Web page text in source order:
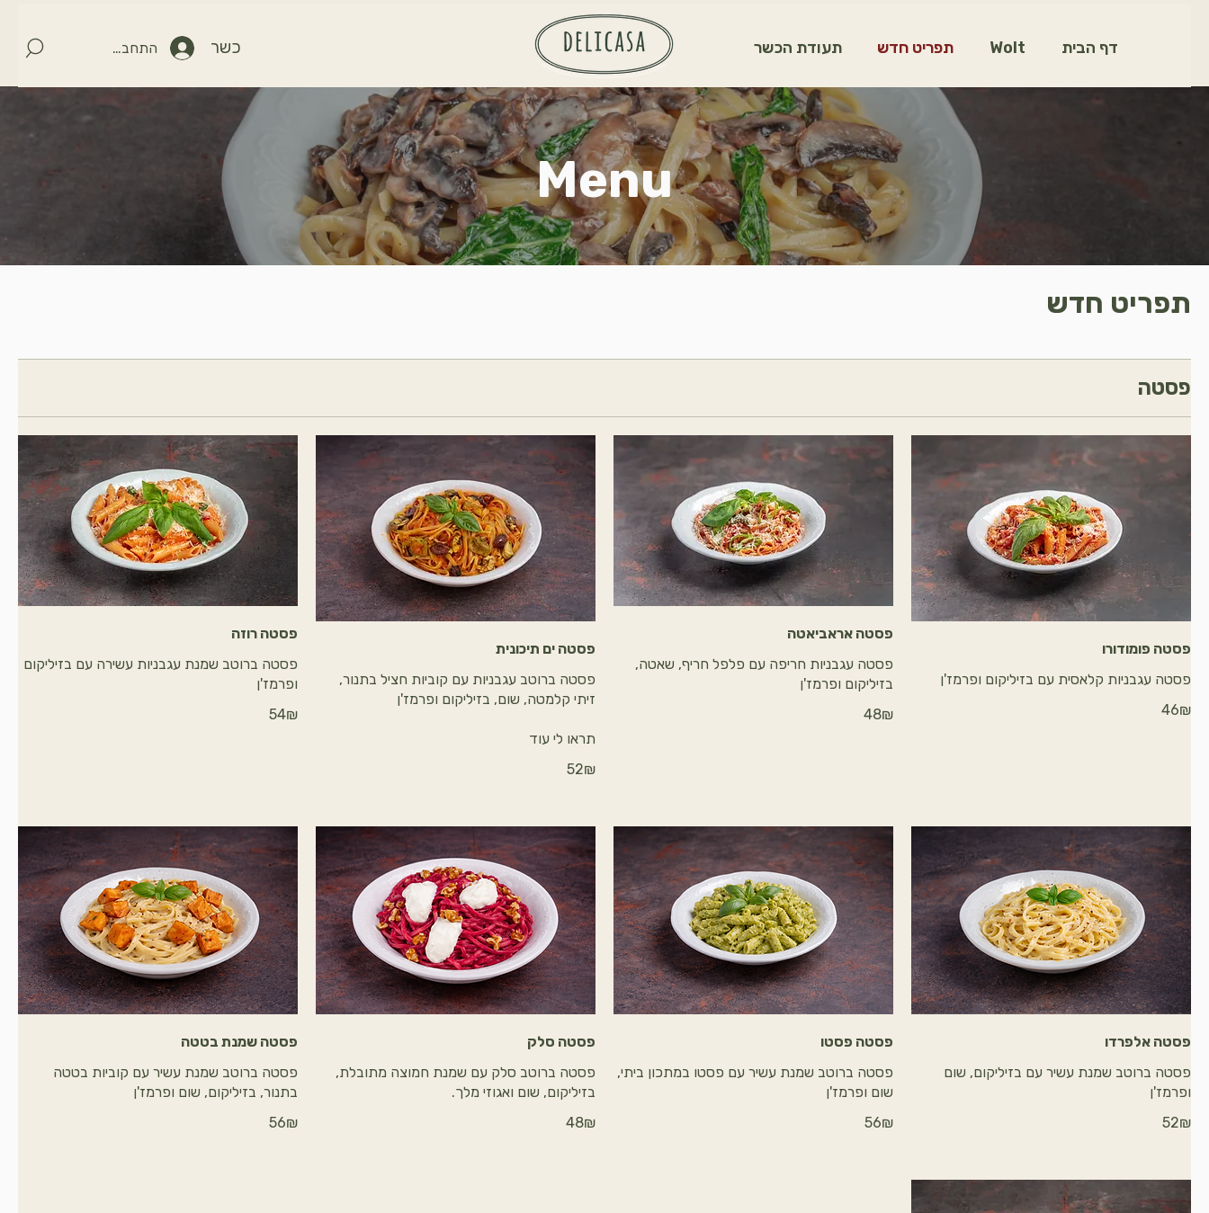
התחברות כשר דף הבית Wolt תפריט חדש תעודת הכשר
Menu
תפריט חדש
פסטה
פסטה פומודורו
פסטה עגבניות קלאסית עם בזיליקום ופרמז'ן
‏46 ‏₪
פסטה אראביאטה
פסטה עגבניות חריפה עם פלפל חריף, שאטה,
בזיליקום ופרמז'ן
‏48 ‏₪
פסטה ים תיכונית
פסטה ברוטב עגבניות עם קוביות חציל בתנור,
תראו לי עוד
‏52 ‏₪
פסטה רוזה
פסטה ברוטב שמנת עגבניות עשירה עם בזיליקום
ופרמז'ן
‏54 ‏₪
פסטה אלפרדו
פסטה ברוטב שמנת עשיר עם בזיליקום, שום
ופרמז'ן
‏52 ‏₪
פסטה פסטו
פסטה ברוטב שמנת עשיר עם פסטו במתכון ביתי,
שום ופרמז'ן
‏56 ‏₪
פסטה סלק
פסטה ברוטב סלק עם שמנת חמוצה מתובלת,
בזיליקום, שום ואגוזי מלך.
‏48 ‏₪
פסטה שמנת בטטה
פסטה ברוטב שמנת עשיר עם קוביות בטטה
בתנור, בזיליקום, שום ופרמז'ן
‏56 ‏₪